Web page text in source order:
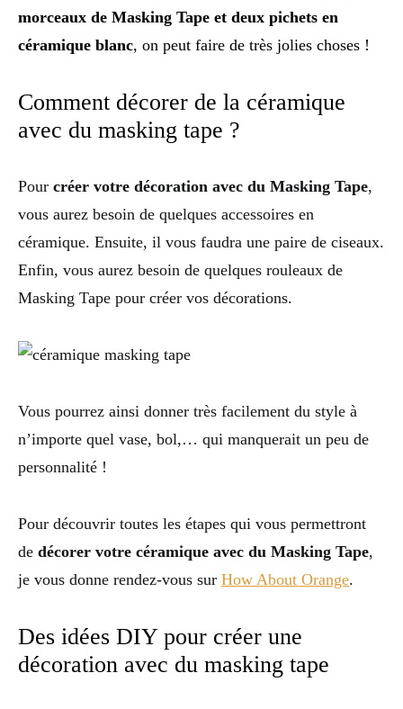
morceaux de Masking Tape et deux pichets en
céramique blanc, on peut faire de très jolies choses !
Comment décorer de la céramique
avec du masking tape ?
Pour créer votre décoration avec du Masking Tape,
vous aurez besoin de quelques accessoires en
céramique. Ensuite, il vous faudra une paire de ciseaux.
Enfin, vous aurez besoin de quelques rouleaux de
Masking Tape pour créer vos décorations.
Vous pourrez ainsi donner très facilement du style à
n’importe quel vase, bol,… qui manquerait un peu de
personnalité !
Pour découvrir toutes les étapes qui vous permettront
de décorer votre céramique avec du Masking Tape,
je vous donne rendez-vous sur How About Orange.
Des idées DIY pour créer une
décoration avec du masking tape